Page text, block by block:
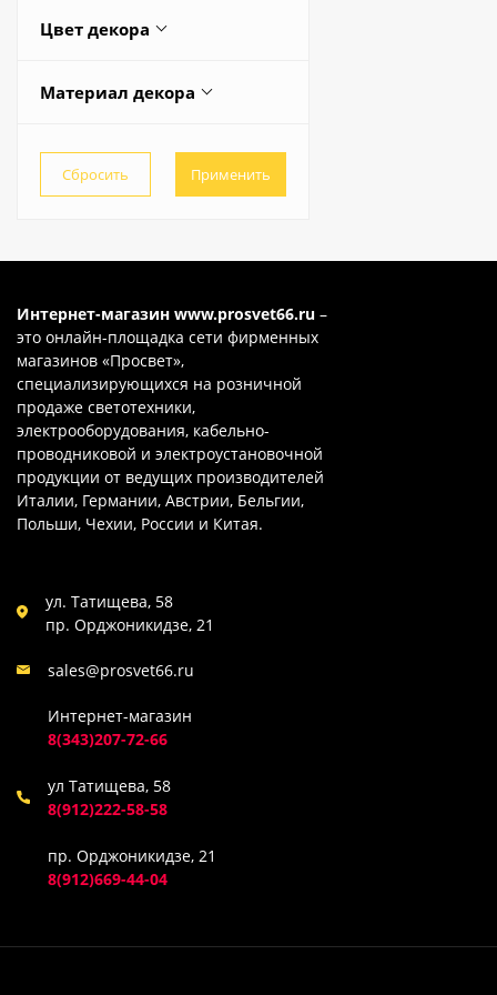
450
500
60
Весь список
Весь список
140
Весь список
Цвет декора
Прозрачный
Шампань прозрачный
Материал декора
Стекло
Интернет-магазин www.prosvet66.ru –
это онлайн-площадка сети фирменных
магазинов «Просвет»,
специализирующихся на розничной
продаже светотехники,
электрооборудования, кабельно-
проводниковой и электроустановочной
продукции от ведущих производителей
Италии, Германии, Австрии, Бельгии,
Польши, Чехии, России и Китая.
ул. Татищева, 58
пр. Орджоникидзе, 21
sales@prosvet66.ru
Интернет-магазин
8(343)207-72-66
ул Татищева, 58
8(912)222-58-58
пр. Орджоникидзе, 21
8(912)669-44-04